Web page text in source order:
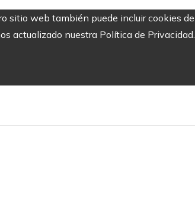
sitio web también puede incluir cookies de
actualizado nuestra Política de Privacidad.